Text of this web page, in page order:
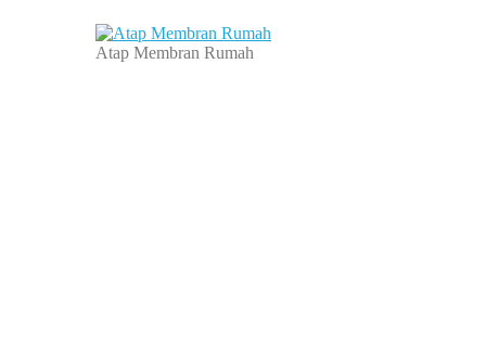
Atap Membran Rumah